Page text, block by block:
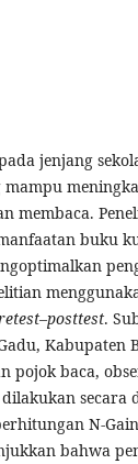
jenjang
membaca.
buku
.
pojok baca,
N-
bahwa